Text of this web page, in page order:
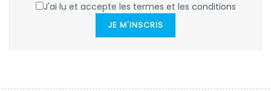
J'ai lu et accepte les termes et les conditions
JE M'INSCRIS